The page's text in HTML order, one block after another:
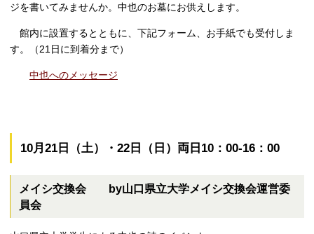
ジを書いてみませんか。中也のお墓にお供えします。
館内に設置するとともに、下記フォーム、お手紙でも受付しま
す。（21 日に到着分まで）
中也へのメッセージ
10月21日（土）・22日（日）両日10：00-16：00
メイシ交換会 by山口県立大学メイシ交換会運営委
員会